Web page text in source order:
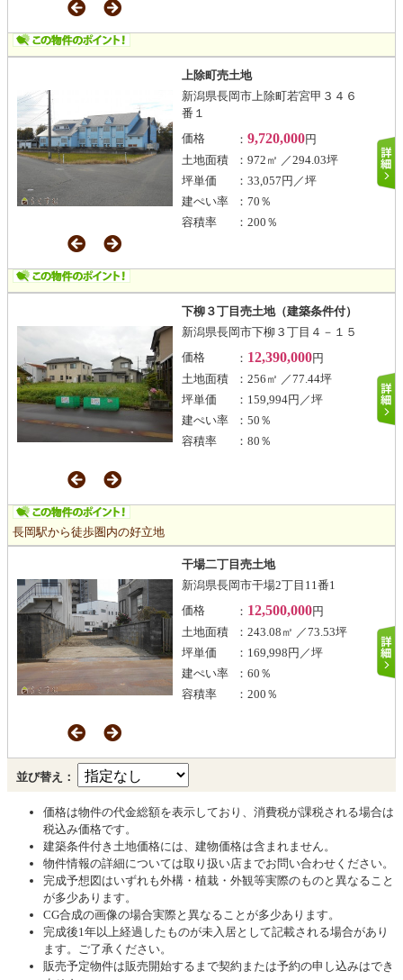
上除町売土地
新潟県長岡市上除町若宮甲３４６
番１
価格
： 9,720,000円
土地面積
：972㎡ ／294.03坪
坪単価
：33,057円／坪
建ぺい率
：70％
容積率
：200％
下柳３丁目売土地（建築条件付）
新潟県長岡市下柳３丁目４－１５
価格
： 12,390,000円
土地面積
：256㎡ ／77.44坪
坪単価
：159,994円／坪
建ぺい率
：50％
容積率
：80％
長岡駅から徒歩圏内の好立地
干場二丁目売土地
新潟県長岡市干場2丁目11番1
価格
： 12,500,000円
土地面積
：243.08㎡ ／73.53坪
坪単価
：169,998円／坪
建ぺい率
：60％
容積率
：200％
並び替え：
価格は物件の代金総額を表示しており、消費税が課税される場合は
税込み価格です。
建築条件付き土地価格には、建物価格は含まれません。
物件情報の詳細については取り扱い店までお問い合わせください。
完成予想図はいずれも外構・植栽・外観等実際のものと異なること
が多少あります。
CG合成の画像の場合実際と異なることが多少あります。
完成後1年以上経過したものが未入居として記載される場合があり
ます。ご了承ください。
販売予定物件は販売開始するまで契約または予約の申し込みはでき